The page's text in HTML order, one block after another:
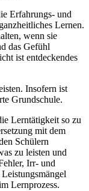
Erfahrungs- und
Lernen.
wenn sie
das Gefühl
ist entdeckendes
Insofern ist
Grundschule.
Lerntätigkeit so zu
mit dem
Schülern
zu leisten und
Irr- und
Lernprozess.